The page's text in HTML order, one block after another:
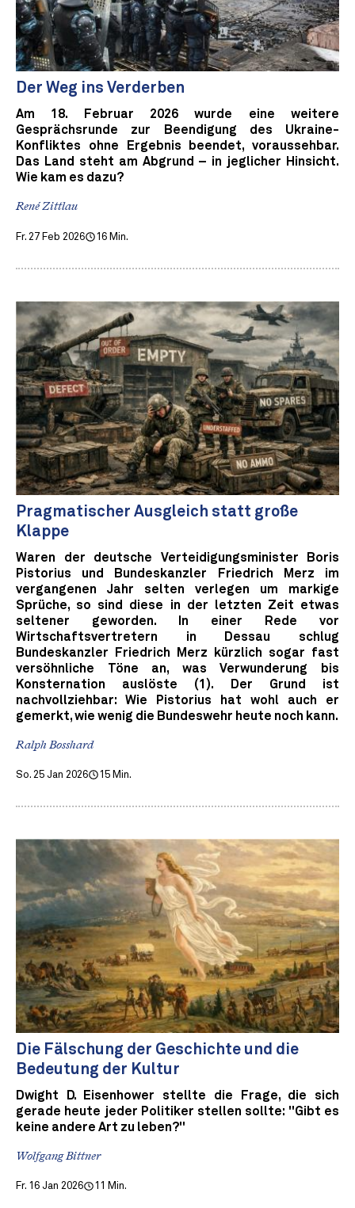
Der Weg ins Verderben
Am 18. Februar 2026 wurde eine weitere
Gesprächsrunde zur Beendigung des Ukraine-
Konfliktes ohne Ergebnis beendet, voraussehbar.
Das Land steht am Abgrund – in jeglicher Hinsicht.
Wie kam es dazu?
René Zittlau
Fr. 27 Feb 2026 16 Min.
Pragmatischer Ausgleich statt große
Klappe
Waren der deutsche Verteidigungsminister Boris
Pistorius und Bundeskanzler Friedrich Merz im
vergangenen Jahr selten verlegen um markige
Sprüche, so sind diese in der letzten Zeit etwas
seltener geworden. In einer Rede vor
Wirtschaftsvertretern in Dessau schlug
Bundeskanzler Friedrich Merz kürzlich sogar fast
versöhnliche Töne an, was Verwunderung bis
Konsternation auslöste (1). Der Grund ist
nachvollziehbar: Wie Pistorius hat wohl auch er
gemerkt, wie wenig die Bundeswehr heute noch kann.
Ralph Bosshard
So. 25 Jan 2026 15 Min.
Die Fälschung der Geschichte und die
Bedeutung der Kultur
Dwight D. Eisenhower stellte die Frage, die sich
gerade heute jeder Politiker stellen sollte: "Gibt es
keine andere Art zu leben?"
Wolfgang Bittner
Fr. 16 Jan 2026 11 Min.